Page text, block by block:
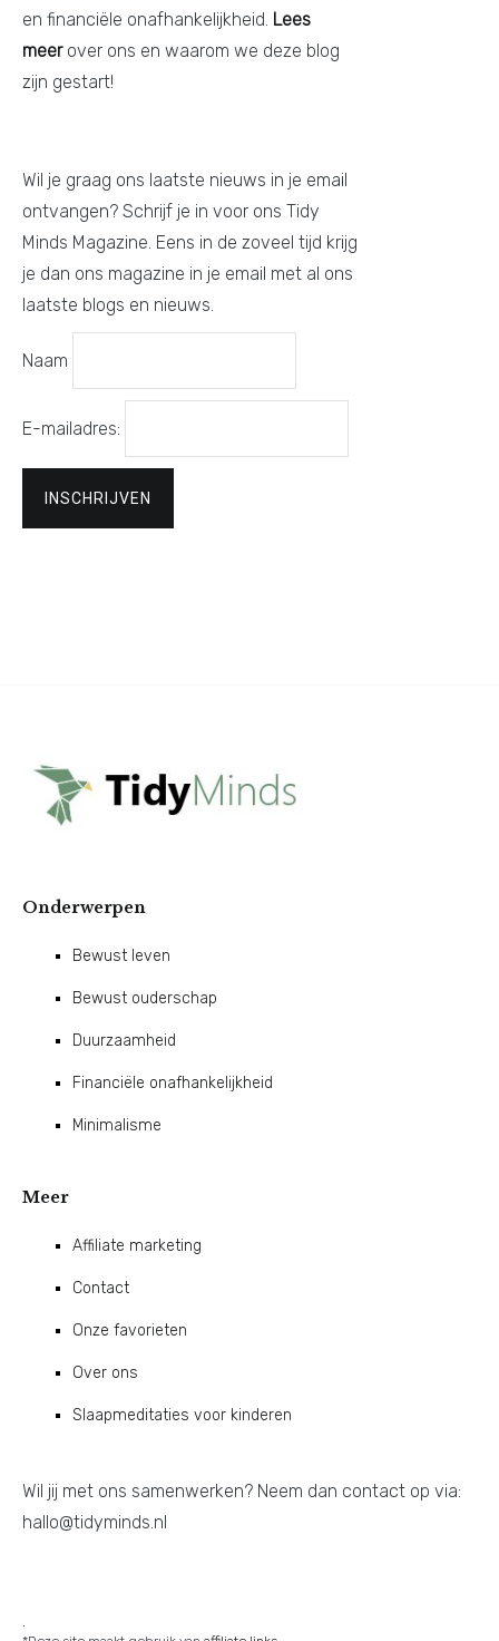
en financiële onafhankelijkheid. Lees
meerover ons en waarom we deze blog
zijn gestart!
Wil je graag ons laatste nieuws in je email
ontvangen? Schrijf je in voor ons Tidy
Minds Magazine. Eens in de zoveel tijd krijg
je dan ons magazine in je email met al ons
laatste blogs en nieuws.
Naam
E-mailadres:
Onderwerpen
Bewust leven
Bewust ouderschap
Duurzaamheid
Financiële onafhankelijkheid
Minimalisme
Meer
Affiliate marketing
Contact
Onze favorieten
Over ons
Slaapmeditaties voor kinderen
Wil jij met ons samenwerken? Neem dan contact op via:
hallo@tidyminds.nl
.